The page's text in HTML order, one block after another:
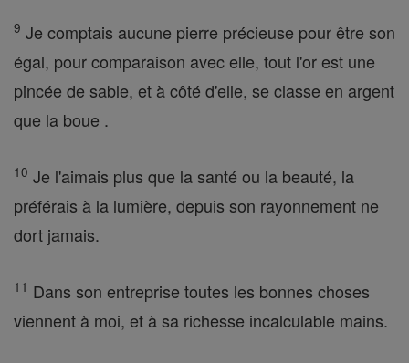
9 Je comptais aucune pierre précieuse pour être son
égal, pour comparaison avec elle, tout l'or est une
pincée de sable, et à côté d'elle, se classe en argent
que la boue .
10 Je l'aimais plus que la santé ou la beauté, la
préférais à la lumière, depuis son rayonnement ne
dort jamais.
11 Dans son entreprise toutes les bonnes choses
viennent à moi, et à sa richesse incalculable mains.